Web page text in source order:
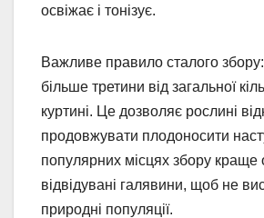
освіжає і тонізує.
Важливе правило сталого
більше третини від загальної
куртині. Це дозволяє рослині
продовжувати плодоносити
популярних місцях збору
відвідувані галявини, щоб не
природні популяції.